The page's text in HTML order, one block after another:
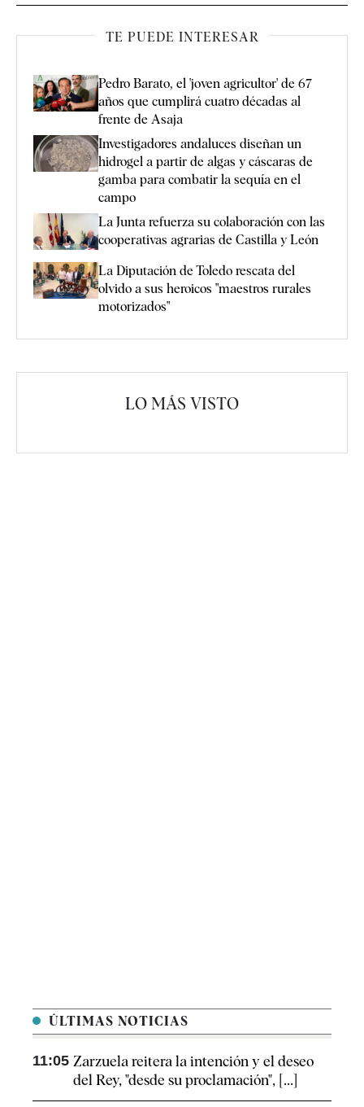
TE PUEDE INTERESAR
Pedro Barato, el 'joven agricultor' de 67
años que cumplirá cuatro décadas al
frente de Asaja
Investigadores andaluces diseñan un
hidrogel a partir de algas y cáscaras de
gamba para combatir la sequía en el
campo
La Junta refuerza su colaboración con las
cooperativas agrarias de Castilla y León
La Diputación de Toledo rescata del
olvido a sus heroicos "maestros rurales
motorizados"
LO MÁS VISTO
ÚLTIMAS NOTICIAS
11:05 Zarzuela reitera la intención y el deseo
del Rey, "desde su proclamación", [...]